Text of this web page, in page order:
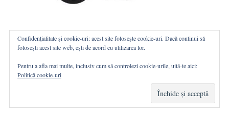
Str. Traian nr. 168, Sector 2, București
Confidențialitate și cookie-uri: acest site folosește cookie-uri. Dacă continui să
folosești acest site web, ești de acord cu utilizarea lor.
Pentru a afla mai multe, inclusiv cum să controlezi cookie-urile, uită-te aici:
Politică cookie-uri